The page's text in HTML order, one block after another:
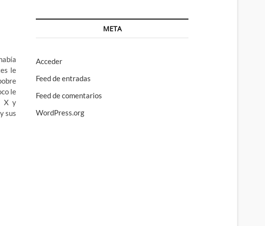
le
le
X y
sus
META
Acceder
Feed de entradas
Feed de comentarios
WordPress.org